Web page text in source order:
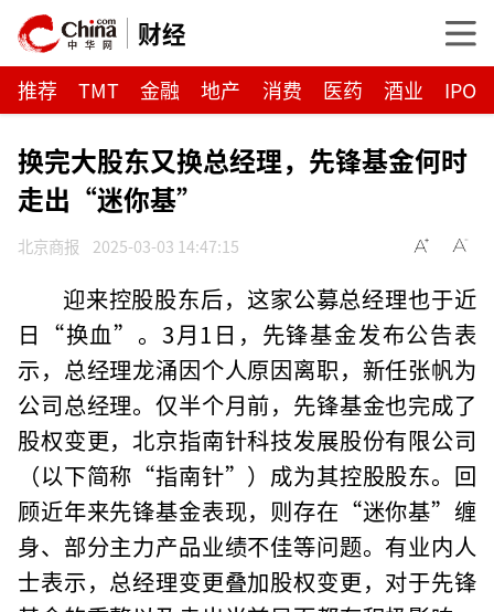
财经
推荐 TMT 金融 地产 消费 医药 酒业 IPO
换完大股东又换总经理，先锋基金何时
走出“迷你基”
北京商报 2025-03-03 14:47:15
迎来控股股东后，这家公募总经理也于近
日“换血”。3月1日，先锋基金发布公告表
示，总经理龙涌因个人原因离职，新任张帆为
公司总经理。仅半个月前，先锋基金也完成了
股权变更，北京指南针科技发展股份有限公司
（以下简称“指南针”）成为其控股股东。回
顾近年来先锋基金表现，则存在“迷你基”缠
身、部分主力产品业绩不佳等问题。有业内人
士表示，总经理变更叠加股权变更，对于先锋